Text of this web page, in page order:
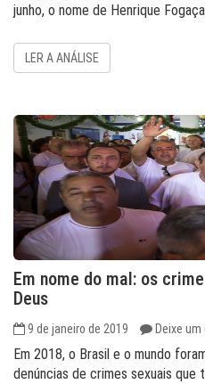
junho, o nome de Henrique
LER A ANÁLISE
Em nome do mal: os
Deus
9 de janeiro de 2019 Deixe
Em 2018, o Brasil e o mundo
denúncias de crimes sexuais